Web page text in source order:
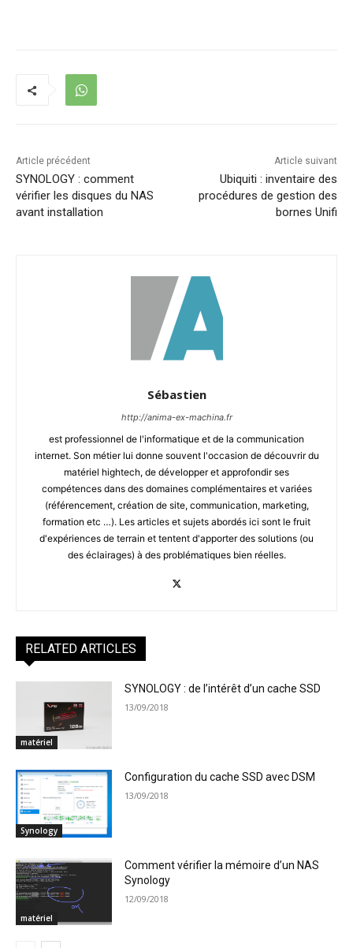
Article précédent
SYNOLOGY : comment
vérifier les disques du NAS
avant installation
Article suivant
Ubiquiti : inventaire des
procédures de gestion des
bornes Unifi
Sébastien
http://anima-ex-machina.fr
est professionnel de l'informatique et de la communication
internet. Son métier lui donne souvent l'occasion de découvrir du
matériel hightech, de développer et approfondir ses
compétences dans des domaines complémentaires et variées
(référencement, création de site, communication, marketing,
formation etc …). Les articles et sujets abordés ici sont le fruit
d'expériences de terrain et tentent d'apporter des solutions (ou
des éclairages) à des problématiques bien réelles.
RELATED ARTICLES
matériel
SYNOLOGY : de l’intérêt d’un cache SSD
13/09/2018
Synology
Configuration du cache SSD avec DSM
13/09/2018
matériel
Comment vérifier la mémoire d’un NAS
Synology
12/09/2018